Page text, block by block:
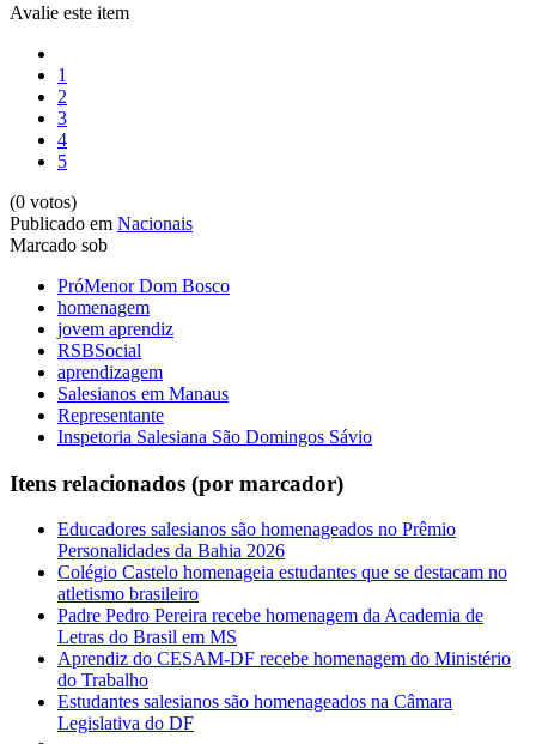
Avalie este item
1
2
3
4
5
(0 votos)
Publicado em Nacionais
Marcado sob
PróMenor Dom Bosco
homenagem
jovem aprendiz
RSBSocial
aprendizagem
Salesianos em Manaus
Representante
Inspetoria Salesiana São Domingos Sávio
Itens relacionados (por marcador)
Educadores salesianos são homenageados no Prêmio
Personalidades da Bahia 2026
Colégio Castelo homenageia estudantes que se destacam no
atletismo brasileiro
Padre Pedro Pereira recebe homenagem da Academia de
Letras do Brasil em MS
Aprendiz do CESAM-DF recebe homenagem do Ministério
do Trabalho
Estudantes salesianos são homenageados na Câmara
Legislativa do DF